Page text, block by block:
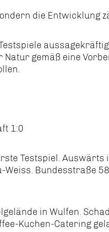
die Entwicklung
gemäß eine
1:0
Testspiel.
Weiss. Bundesstraße
in Wulfen.
Kuchen-Catering